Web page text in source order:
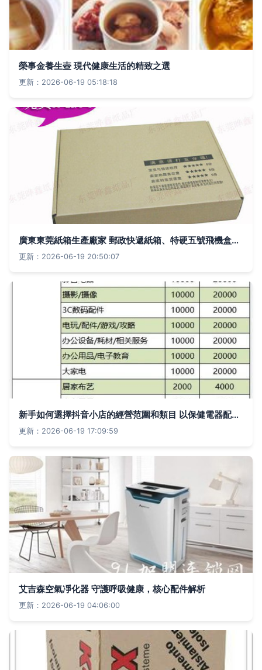
榮事金養生壺 現代健康生活的精致之選
更新：2026-06-19 05:18:18
廣東東莞紙箱生產廠家 郵政快遞紙箱、特硬五號飛機盒與定制保健電器配件包裝方案
更新：2026-06-19 20:50:07
新手如何選擇抖音小店的經營范圍和類目 以保健電器配件為例
更新：2026-06-19 17:09:59
艾吉森空氣凈化器 守護呼吸健康，核心配件解析
更新：2026-06-19 04:06:00